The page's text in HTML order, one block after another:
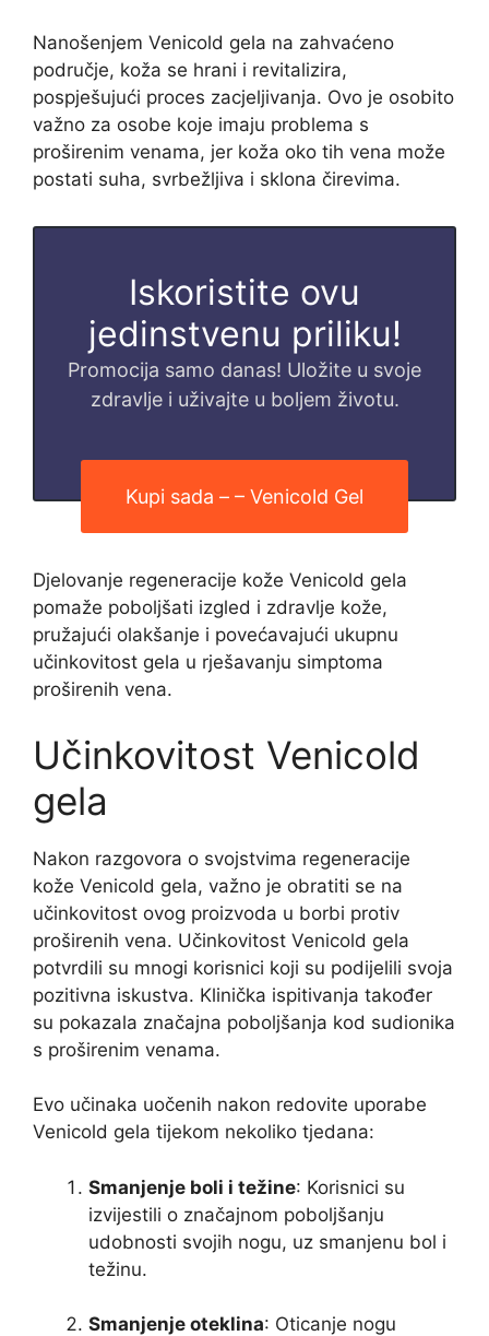
Nanošenjem Venicold gela na zahvaćeno
područje, koža se hrani i revitalizira,
pospješujući proces zacjeljivanja. Ovo je osobito
važno za osobe koje imaju problema s
proširenim venama, jer koža oko tih vena može
postati suha, svrbežljiva i sklona čirevima.
Iskoristite ovu
jedinstvenu priliku!
Promocija samo danas! Uložite u svoje
zdravlje i uživajte u boljem životu.
Kupi sada – – Venicold Gel
Djelovanje regeneracije kože Venicold gela
pomaže poboljšati izgled i zdravlje kože,
pružajući olakšanje i povećavajući ukupnu
učinkovitost gela u rješavanju simptoma
proširenih vena.
Učinkovitost Venicold
gela
Nakon razgovora o svojstvima regeneracije
kože Venicold gela, važno je obratiti se na
učinkovitost ovog proizvoda u borbi protiv
proširenih vena. Učinkovitost Venicold gela
potvrdili su mnogi korisnici koji su podijelili svoja
pozitivna iskustva. Klinička ispitivanja također
su pokazala značajna poboljšanja kod sudionika
s proširenim venama.
Evo učinaka uočenih nakon redovite uporabe
Venicold gela tijekom nekoliko tjedana:
Smanjenje boli i težine: Korisnici su
izvijestili o značajnom poboljšanju
udobnosti svojih nogu, uz smanjenu bol i
težinu.
Smanjenje oteklina: Oticanje nogu